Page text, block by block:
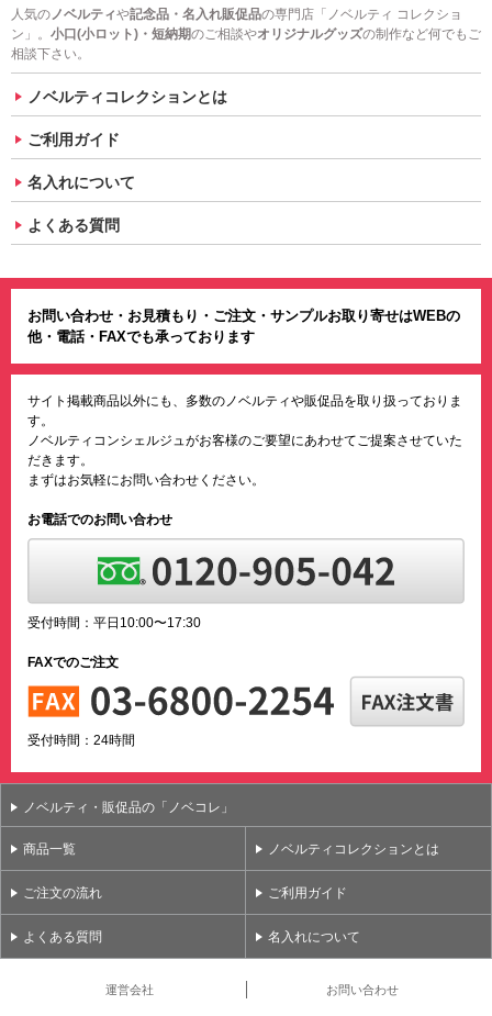
人気のノベルティや記念品・名入れ販促品の専門店「ノベルティ コレクショ
ン」。 小口(小ロット)・短納期のご相談やオリジナルグッズの制作など何でもご
相談下さい。
ノベルティコレクションとは
ご利用ガイド
名入れについて
よくある質問
お問い合わせ・お見積もり・ご注文・サンプルお取り寄せはWEBの
他・電話・FAXでも承っております
サイト掲載商品以外にも、多数のノベルティや販促品を取り扱っておりま
す。
ノベルティコンシェルジュがお客様のご要望にあわせてご提案させていた
だきます。
まずはお気軽にお問い合わせください。
お電話でのお問い合わせ
受付時間：平日10:00〜17:30
FAXでのご注文
受付時間：24時間
ノベルティ・販促品の「ノベコレ」
商品一覧 ノベルティコレクションとは
ご注文の流れ ご利用ガイド
よくある質問 名入れについて
運営会社 お問い合わせ